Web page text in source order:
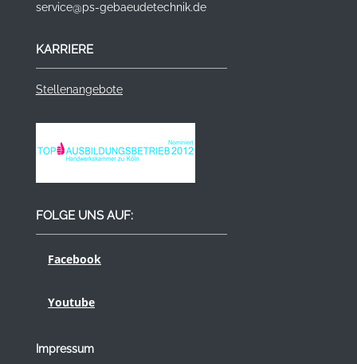
service@ps-gebaeudetechnik.de
KARRIERE
Stellenangebote
FOLGE UNS AUF:
Facebook
Youtube
Impressum